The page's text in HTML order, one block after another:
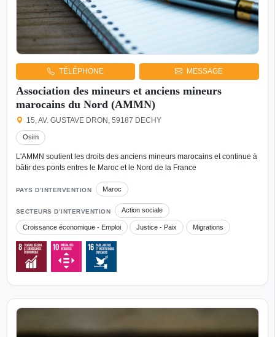
TÉLÉPHONE MESSAGE
Association des mineurs et anciens mineurs
marocains du Nord (AMMN)
15, AV. GUSTAVE DRON, 59187 DECHY
Osim
L'AMMN soutient les droits des anciens mineurs marocains et continue à
bâtir des ponts entres le Maroc et le Nord de la France
PAYS D’INTERVENTION Maroc
SECTEURS D’INTERVENTION Action sociale
Croissance économique - Emploi Justice - Paix Migrations